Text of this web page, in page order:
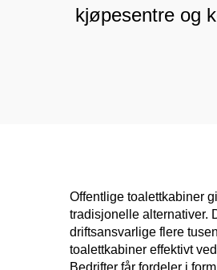
kjøpesentre og
Offentlige toalettkabiner
tradisjonelle alternativer.
driftsansvarlige flere
toalettkabiner effektivt
Bedrifter får fordeler i